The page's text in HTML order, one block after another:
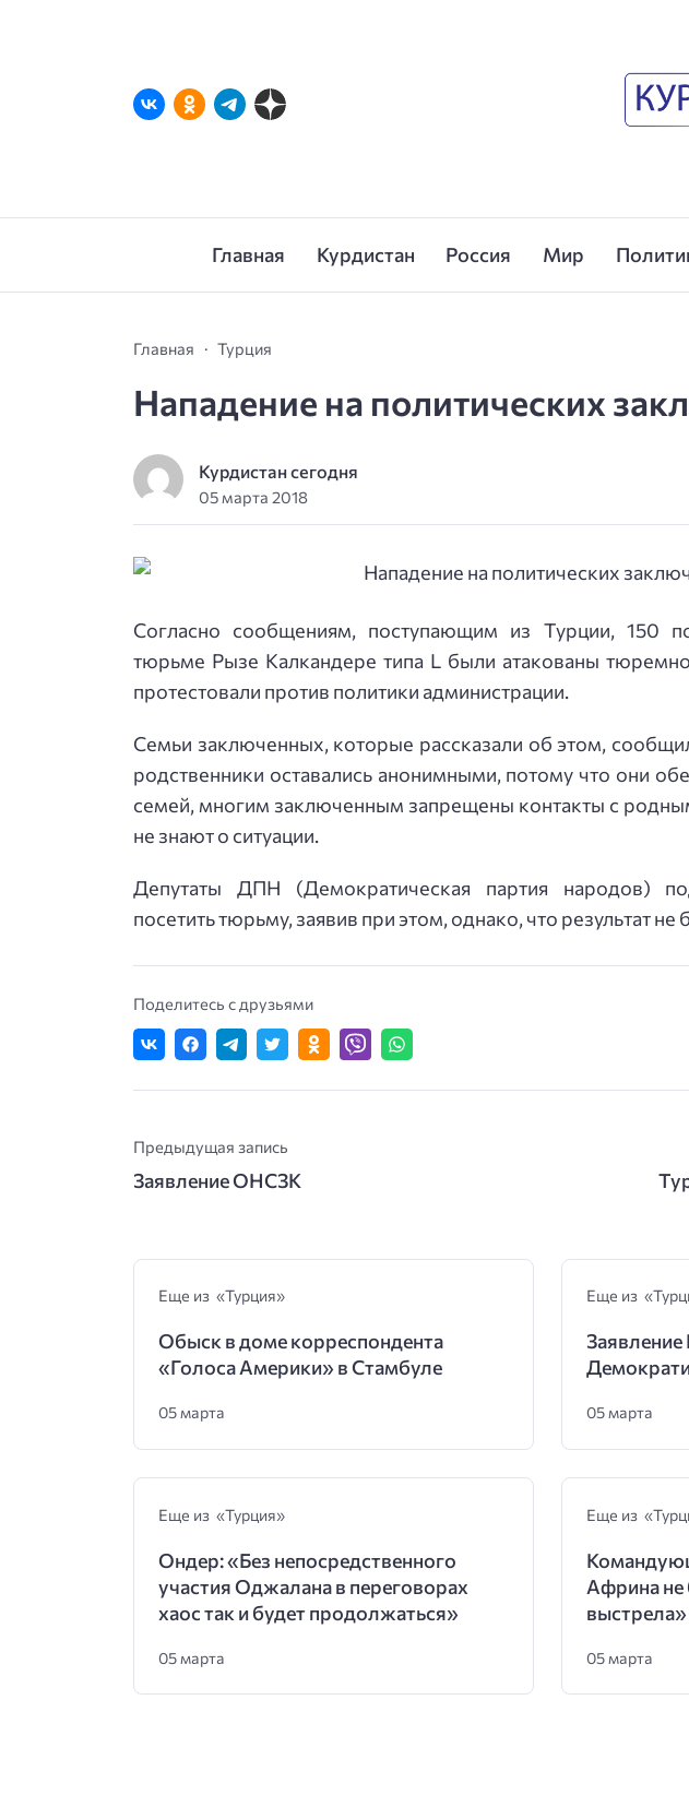
Главная Курдистан Россия Мир
Главная Турция
Нападение на политических
Курдистан сегодня
05 марта 2018
Согласно сообщениям, поступающим из Турции, 150
тюрьме Рызе Калкандере типа L были атакованы
протестовали против политики администрации.
Семьи заключенных, которые рассказали об этом,
родственники оставались анонимными, потому что они
семей, многим заключенным запрещены контакты с
не знают о ситуации.
Депутаты ДПН (Демократическая партия народов)
посетить тюрьму, заявив при этом, однако, что результат не
Поделитесь с друзьями
Предыдущая запись
Заявление ОНСЗК
Еще из «Турция»
Обыск в доме корреспондента
«Голоса Америки» в Стамбуле
05 марта
Еще из
05 марта
Еще из «Турция»
Ондер: «Без непосредственного
участия Оджалана в переговорах
хаос так и будет продолжаться»
05 марта
Еще из
Африна не
выстрела»
05 марта